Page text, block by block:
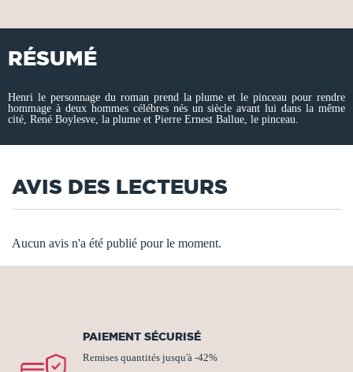
RÉSUMÉ
Henri le personnage du roman prend la plume et le pinceau pour rendre
hommage à deux hommes célébres nés un siècle avant lui dans la même
cité, René Boylesve, la plume et Pierre Ernest Ballue, le pinceau.
AVIS DES LECTEURS
Aucun avis n'a été publié pour le moment.
PAIEMENT SÉCURISÉ
Remises quantités jusqu'à -42%